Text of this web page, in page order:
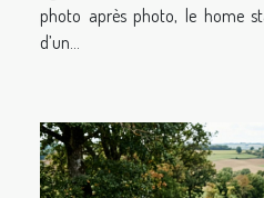
photo après photo, le home
d’un...